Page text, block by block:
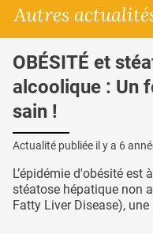
Autres
OBÉSITÉ et
alcoolique : Un
sain !
Actualité publiée il y a 6
L’épidémie d'obésité est
stéatose hépatique non
Fatty Liver Disease),